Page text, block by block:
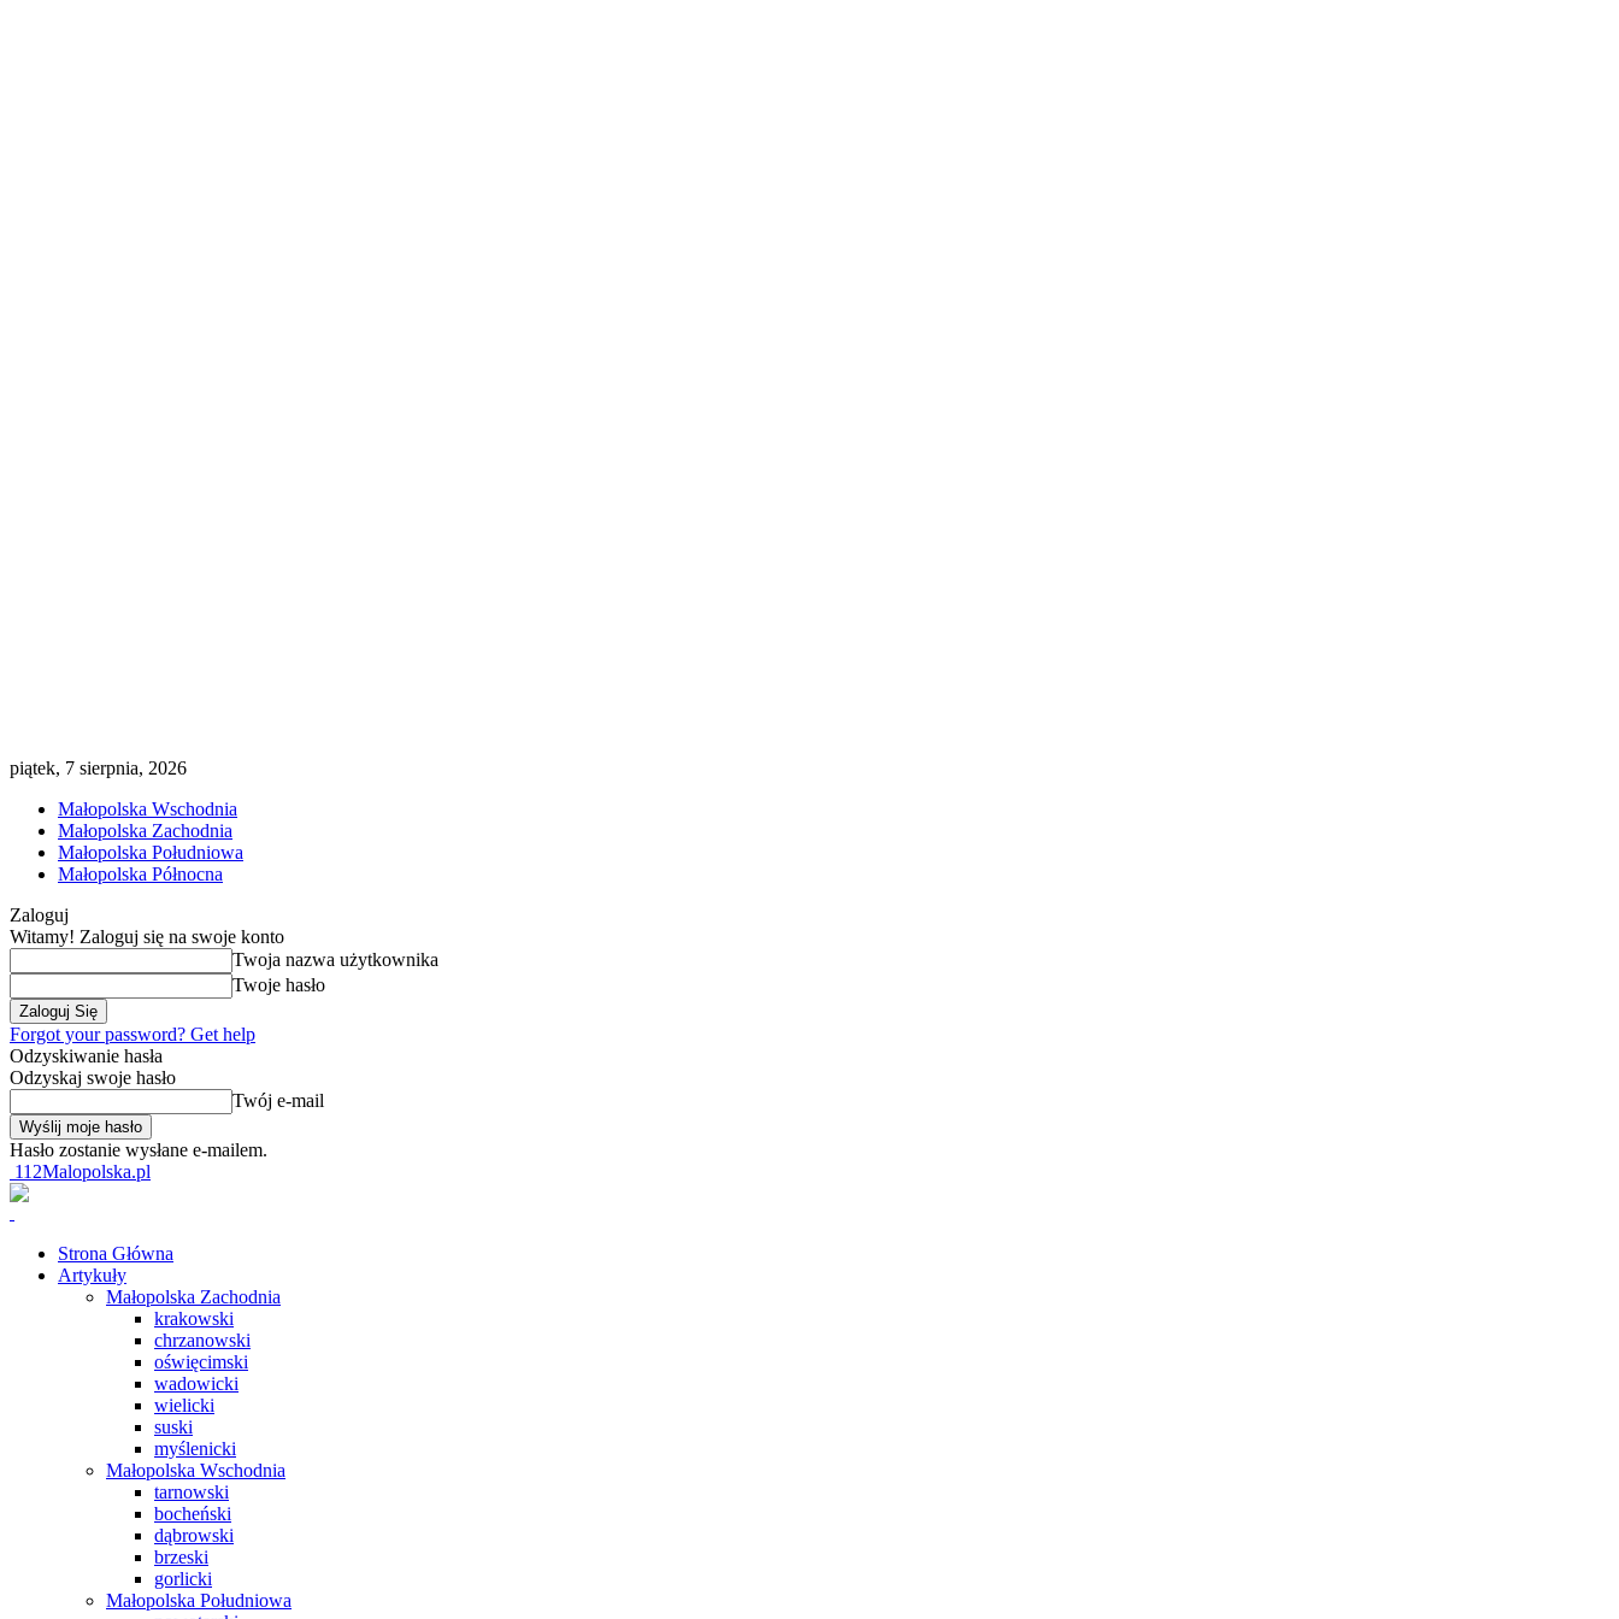
piątek, 7 sierpnia, 2026
Małopolska Wschodnia
Małopolska Zachodnia
Małopolska Południowa
Małopolska Północna
Zaloguj
Witamy! Zaloguj się na swoje konto
Twoja nazwa użytkownika
Twoje hasło
Forgot your password? Get help
Odzyskiwanie hasła
Odzyskaj swoje hasło
Twój e-mail
Hasło zostanie wysłane e-mailem.
112Malopolska.pl
Strona Główna
Artykuły
Małopolska Zachodnia
krakowski
chrzanowski
oświęcimski
wadowicki
wielicki
suski
myślenicki
Małopolska Wschodnia
tarnowski
bocheński
dąbrowski
brzeski
gorlicki
Małopolska Południowa